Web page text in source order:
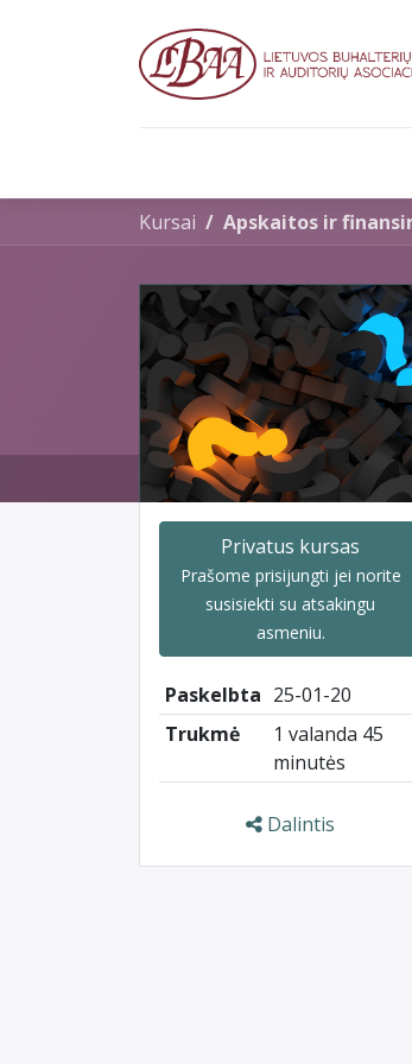
Kursai Apskaitos ir
Privatus kursas
Prašome prisijungti jei norite
susisiekti su atsakingu
asmeniu.
Paskelbta 25-01-20
Trukmė
1 valanda 45
minutės
Dalintis